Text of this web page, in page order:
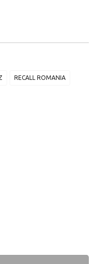
RECALL ROMANIA